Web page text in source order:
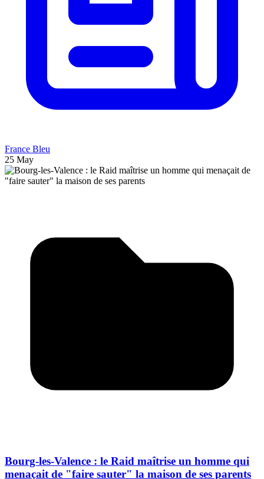
France Bleu
25 May
Bourg-les-Valence : le Raid maîtrise un homme qui
menaçait de "faire sauter" la maison de ses parents